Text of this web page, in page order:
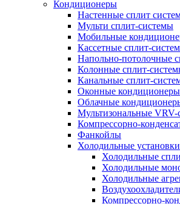
Кондиционеры
Настенные сплит
Мульти сплит-системы
Мобильные
Кассетные сплит-
Напольно-потолочные
Колонные сплит-
Канальные сплит-
Оконные кондиционеры
Облачные
Мультизональные VRV-
Компрессорно-
Фанкойлы
Холодильные установки
Холодильные
Холодильные
Холодильные
Компрессорно-